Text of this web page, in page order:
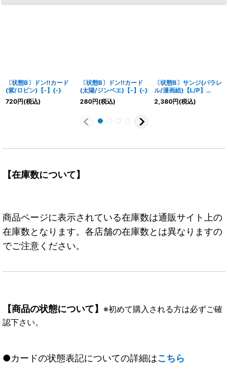
〔状態B〕ドン!!カード
(紫/ロビン)【-】{-}
720円(税込)
〔状態B〕ドン!!カード
(太陽/ジンベエ)【-】{-}
280円(税込)
〔状態B〕サンジ(パラレ
ル/漫画絵)【L/P】
{OP02-026}
2,380円(税込)
【在庫数について】
商品ページに表示されている在庫数は通販サイト上の
在庫数となります。各店舗の在庫数とは異なりますの
でご注意ください。
【商品の状態について】 ※初めて購入される方は必ずご確
認下さい。
●カードの状態表記についての詳細はこちら